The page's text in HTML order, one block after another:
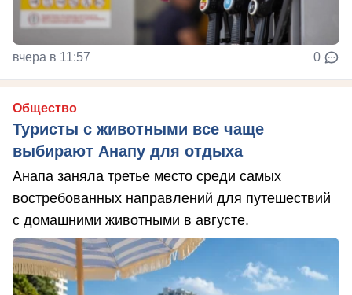
вчера в 11:57 0
Общество
Туристы с животными все чаще
выбирают Анапу для отдыха
Анапа заняла третье место среди самых
востребованных направлений для путешествий
с домашними животными в августе.